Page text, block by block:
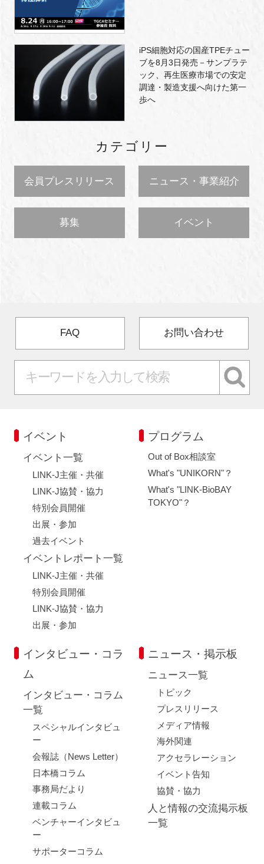
iPS細胞対応の国産TPEチュー
ブを8月3日発売－サンプラテ
ック、再生医療市場での安定
調達・製造支援へ向けた第一
歩へ
カテゴリー
会員プレスリリース ニュース・事業紹介
募集 イベント
FAQ お問い合わせ
イベント
イベント一覧
LINK-J主催・共催
LINK-J協賛・協力
特別会員開催
出展・参加
過去イベント
イベントレポート一覧
LINK-J主催・共催
特別会員開催
LINK-J協賛・協力
出展・参加
プログラム
Out of Box相談室
What's "UNIKORN"？
What's "LINK-BioBAY
TOKYO"？
インタビュー・コラ
ム
インタビュー・コラム
一覧
スペシャルインタビュ
ー
会報誌（News Letter）
日本橋コラム
事務局だより
連載コラム
ベンチャーインタビュ
ー
サポーターコラム
ニュース・掲示板
ニュース一覧
トピック
プレスリリース
メディア情報
海外関連
アクセラレーション
イベント告知
協賛・協力
人と情報の交流掲示板
一覧